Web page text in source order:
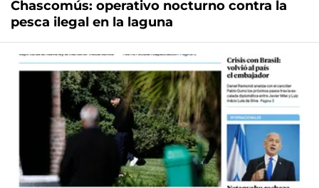
Chascomús: operativo nocturno contra la
pesca ilegal en la laguna